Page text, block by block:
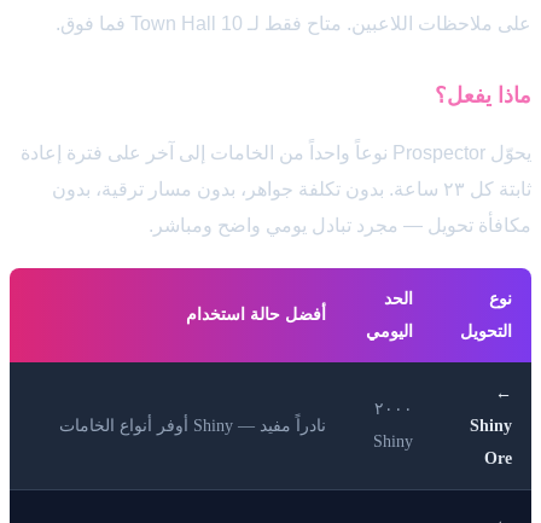
على ملاحظات اللاعبين. متاح فقط لـ Town Hall 10 فما فوق.
ماذا يفعل؟
يحوّل Prospector نوعاً واحداً من الخامات إلى آخر على فترة إعادة
ثابتة كل ٢٣ ساعة. بدون تكلفة جواهر، بدون مسار ترقية، بدون
مكافأة تحويل — مجرد تبادل يومي واضح ومباشر.
نوع
التحويل
الحد
اليومي
أفضل حالة استخدام
←
Shiny
Ore
٢٠٠٠
Shiny
نادراً مفيد — Shiny أوفر أنواع الخامات